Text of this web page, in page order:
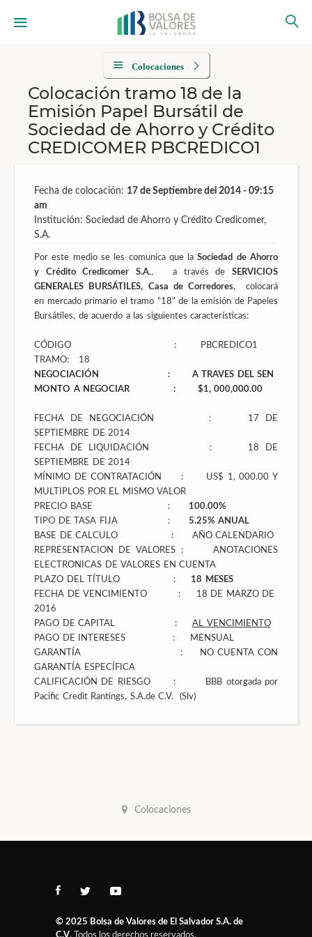
Colocaciones
Colocación tramo 18 de la
Emisión Papel Bursátil de
Sociedad de Ahorro y Crédito
CREDICOMER PBCREDICO1
Fecha de colocación: 17 de Septiembre del 2014 - 09:15
am
Institución: Sociedad de Ahorro y Crédito Credicomer,
S.A.
Por este medio se les comunica que laSociedad de Ahorro
y Crédito Credicomer S.A., a través deSERVICIOS
GENERALES BURSÁTILES, Casa de Corredores, colocará
en mercado primario el tramo “18” de la emisión de Papeles
Bursátiles, de acuerdo a las siguientes características:
CÓDIGO : PBCREDICO1
TRAMO: 18
NEGOCIACIÓN : A TRAVES DEL SEN
MONTO A NEGOCIAR : $1, 000,000.00
FECHA DE NEGOCIACIÓN : 17 DE
SEPTIEMBRE DE 2014
FECHA DE LIQUIDACIÓN : 18 DE
SEPTIEMBRE DE 2014
MÍNIMO DE CONTRATACIÓN : US$ 1, 000.00 Y
MULTIPLOS POR EL MISMO VALOR
PRECIO BASE :
100.00%
TIPO DE TASA FIJA :
5.25% ANUAL
BASE DE CALCULO : AÑO CALENDARIO
REPRESENTACION DE VALORES : ANOTACIONES
ELECTRONICAS DE VALORES EN CUENTA
PLAZO DEL TÍTULO : 18 MESES
FECHA DE VENCIMIENTO : 18 DE MARZO DE
2016
PAGO DE CAPITAL : AL VENCIMIENTO
PAGO DE INTERESES : MENSUAL
GARANTÍA : NO CUENTA CON
GARANTÍA ESPECÍFICA
CALIFICACIÓN DE RIESGO : BBB otorgada por
Pacific Credit Rantings, S.A.de C.V. (Slv)
Colocaciones
© 2025 Bolsa de Valores de El Salvador S.A. de